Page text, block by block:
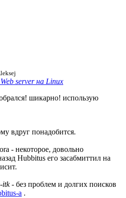
server на Linux
шикарно! использую
вдруг понадобится.
- некоторое, довольно
Hubbitus его засабмиттил на
itk- без проблем и долгих поисков
a .